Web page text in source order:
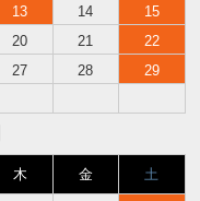
13 14
15
20 21
22
27 28
29
木 金 土